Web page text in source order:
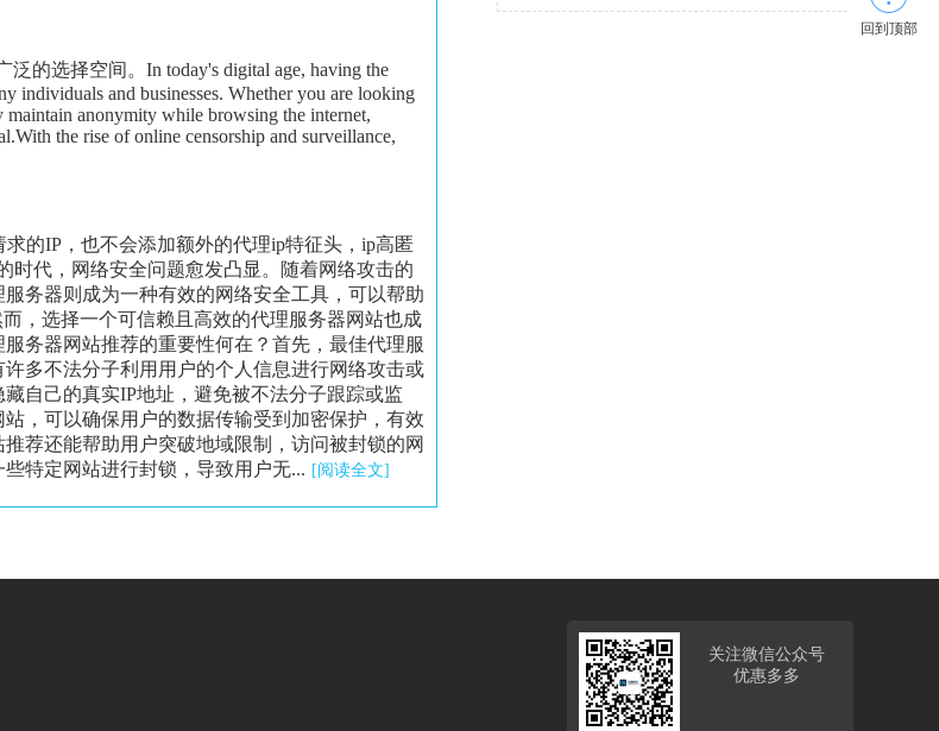
的选择空间。In today's digital age, having the
individuals and businesses. Whether you are looking
maintain anonymity while browsing the internet,
the rise of online censorship and surveillance,
的IP，也不会添加额外的代理ip特征头，ip高匿
时代，网络安全问题愈发凸显。随着网络攻击的
务器则成为一种有效的网络安全工具，可以帮助
，选择一个可信赖且高效的代理服务器网站也成
务器网站推荐的重要性何在？首先，最佳代理服
多不法分子利用用户的个人信息进行网络攻击或
自己的真实IP地址，避免被不法分子跟踪或监
，可以确保用户的数据传输受到加密保护，有效
荐还能帮助用户突破地域限制，访问被封锁的网
特定网站进行封锁，导致用户无... [阅读全文]
回到顶部
关注微信公众号
优惠多多